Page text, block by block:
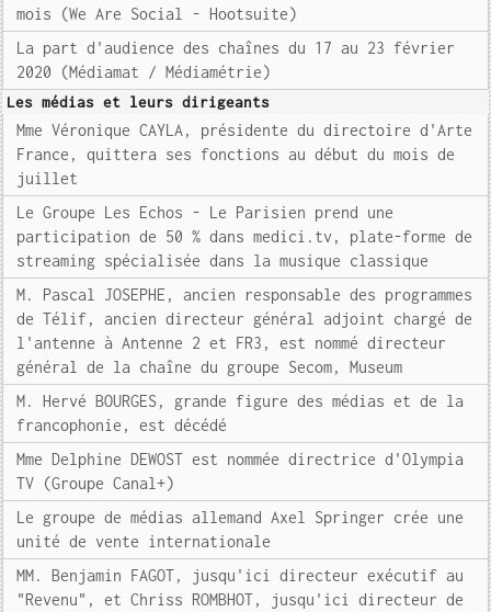
mois (We Are Social - Hootsuite)
La part d'audience des chaînes du 17 au 23 février
2020 (Médiamat / Médiamétrie)
Les médias et leurs dirigeants
Mme Véronique CAYLA, présidente du directoire d'Arte
France, quittera ses fonctions au début du mois de
juillet
Le Groupe Les Echos - Le Parisien prend une
participation de 50 % dans medici.tv, plate-forme de
streaming spécialisée dans la musique classique
M. Pascal JOSEPHE, ancien responsable des programmes
de Télif, ancien directeur général adjoint chargé de
l'antenne à Antenne 2 et FR3, est nommé directeur
général de la chaîne du groupe Secom, Museum
M. Hervé BOURGES, grande figure des médias et de la
francophonie, est décédé
Mme Delphine DEWOST est nommée directrice d'Olympia
TV (Groupe Canal+)
Le groupe de médias allemand Axel Springer crée une
unité de vente internationale
MM. Benjamin FAGOT, jusqu'ici directeur exécutif au
"Revenu", et Chriss ROMBHOT, jusqu'ici directeur de